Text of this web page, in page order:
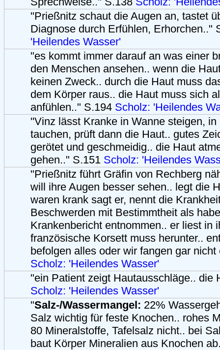
"Prießnitz schaut die Augen an, tastet
Diagnose durch Erfühlen, Erhorchen.."
'Heilendes Wasser'
"es kommt immer darauf an was einer
den Menschen ansehen.. wenn die
keinen Zweck.. durch die Haut muss
dem Körper raus.. die Haut muss sich
anfühlen.." S.194 Scholz: 'Heilendes
"Vinz lässt Kranke in Wanne steigen,
tauchen, prüft dann die Haut.. gutes
gerötet und geschmeidig.. die Haut
gehen.." S.151 Scholz: 'Heilendes
"Prießnitz führt Gräfin von Rechberg
will ihre Augen besser sehen.. legt die
waren krank sagt er, nennt die
Beschwerden mit Bestimmtheit als
Krankenbericht entnommen.. er liest in
französische Korsett muss herunter..
befolgen alles oder wir fangen gar
Scholz: 'Heilendes Wasser'
"ein Patient zeigt Hautausschläge.. die
Scholz: 'Heilendes Wasser'
"Salz-/Wassermangel: 22%
Salz wichtig für feste Knochen.. rohes
80 Mineralstoffe, Tafelsalz nicht.. bei
baut Körper Mineralien aus Knochen